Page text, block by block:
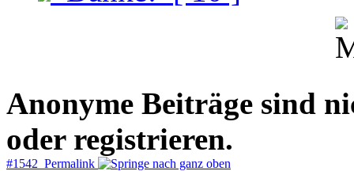
Anonyme Beiträge sind
oder registrieren.
#1542 Permalink